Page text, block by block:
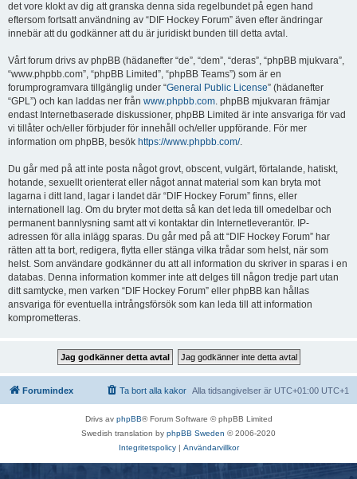
det vore klokt av dig att granska denna sida regelbundet på egen hand
eftersom fortsatt användning av “DIF Hockey Forum” även efter ändringar
innebär att du godkänner att du är juridiskt bunden till detta avtal.
Vårt forum drivs av phpBB (hädanefter “de”, “dem”, “deras”, “phpBB mjukvara”,
“www.phpbb.com”, “phpBB Limited”, “phpBB Teams”) som är en
forumprogramvara tillgänglig under “General Public License” (hädanefter
“GPL”) och kan laddas ner från www.phpbb.com. phpBB mjukvaran främjar
endast Internetbaserade diskussioner, phpBB Limited är inte ansvariga för vad
vi tillåter och/eller förbjuder för innehåll och/eller uppförande. För mer
information om phpBB, besök https://www.phpbb.com/.
Du går med på att inte posta något grovt, obscent, vulgärt, förtalande, hatiskt,
hotande, sexuellt orienterat eller något annat material som kan bryta mot
lagarna i ditt land, lagar i landet där “DIF Hockey Forum” finns, eller
internationell lag. Om du bryter mot detta så kan det leda till omedelbar och
permanent bannlysning samt att vi kontaktar din Internetleverantör. IP-
adressen för alla inlägg sparas. Du går med på att “DIF Hockey Forum” har
rätten att ta bort, redigera, flytta eller stänga vilka trådar som helst, när som
helst. Som användare godkänner du att all information du skriver in sparas i en
databas. Denna information kommer inte att delges till någon tredje part utan
ditt samtycke, men varken “DIF Hockey Forum” eller phpBB kan hållas
ansvariga för eventuella intrångsförsök som kan leda till att information
komprometteras.
Forumindex Alla tidsangivelser är UTC+01:00 UTC+1
Ta bort alla kakor
Drivs av phpBB® Forum Software © phpBB Limited
Swedish translation by phpBB Sweden © 2006-2020
Integritetspolicy| Användarvillkor